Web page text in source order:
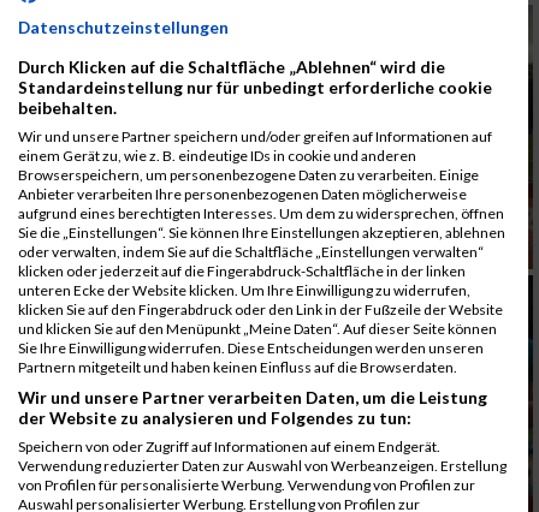
Datenschutzeinstellungen
Durch Klicken auf die Schaltfläche „Ablehnen“ wird die
Standardeinstellung nur für unbedingt erforderliche cookie
beibehalten.
Wir und unsere Partner speichern und/oder greifen auf Informationen auf
einem Gerät zu, wie z. B. eindeutige IDs in cookie und anderen
Browserspeichern, um personenbezogene Daten zu verarbeiten. Einige
Anbieter verarbeiten Ihre personenbezogenen Daten möglicherweise
aufgrund eines berechtigten Interesses. Um dem zu widersprechen, öffnen
Sie die „Einstellungen“. Sie können Ihre Einstellungen akzeptieren, ablehnen
oder verwalten, indem Sie auf die Schaltfläche „Einstellungen verwalten“
klicken oder jederzeit auf die Fingerabdruck-Schaltfläche in der linken
unteren Ecke der Website klicken. Um Ihre Einwilligung zu widerrufen,
klicken Sie auf den Fingerabdruck oder den Link in der Fußzeile der Website
und klicken Sie auf den Menüpunkt „Meine Daten“. Auf dieser Seite können
Sie Ihre Einwilligung widerrufen. Diese Entscheidungen werden unseren
Partnern mitgeteilt und haben keinen Einfluss auf die Browserdaten.
Wir und unsere Partner verarbeiten Daten, um die Leistung
der Website zu analysieren und Folgendes zu tun:
Speichern von oder Zugriff auf Informationen auf einem Endgerät.
Verwendung reduzierter Daten zur Auswahl von Werbeanzeigen. Erstellung
von Profilen für personalisierte Werbung. Verwendung von Profilen zur
Auswahl personalisierter Werbung. Erstellung von Profilen zur